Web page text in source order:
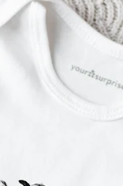
vaší fotografií